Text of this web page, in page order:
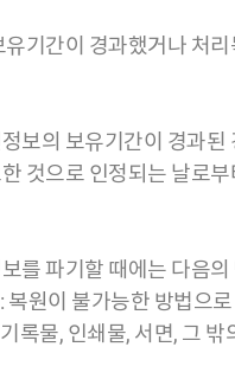
기간이 경과했거나 처
보의 보유기간이 경과
것으로 인정되는 날로
를 파기할 때에는 다음
원이 불가능한 방법으로
록물, 인쇄물, 서면, 그